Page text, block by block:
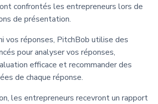
confrontés les entrepreneurs lors de
de présentation.
vos réponses, PitchBob utilise des
pour analyser vos réponses,
efficace et recommander des
de chaque réponse.
les entrepreneurs recevront un rapport